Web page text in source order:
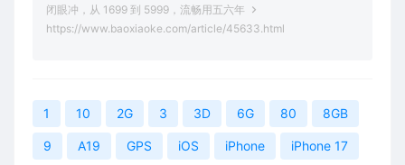
闭眼冲，从 1699 到 5999，流畅用五六年
https://www.baoxiaoke.com/article/45633.html
1 10 2G 3 3D 6G 80 8GB
9 A19 GPS iOS iPhone iPhone 17